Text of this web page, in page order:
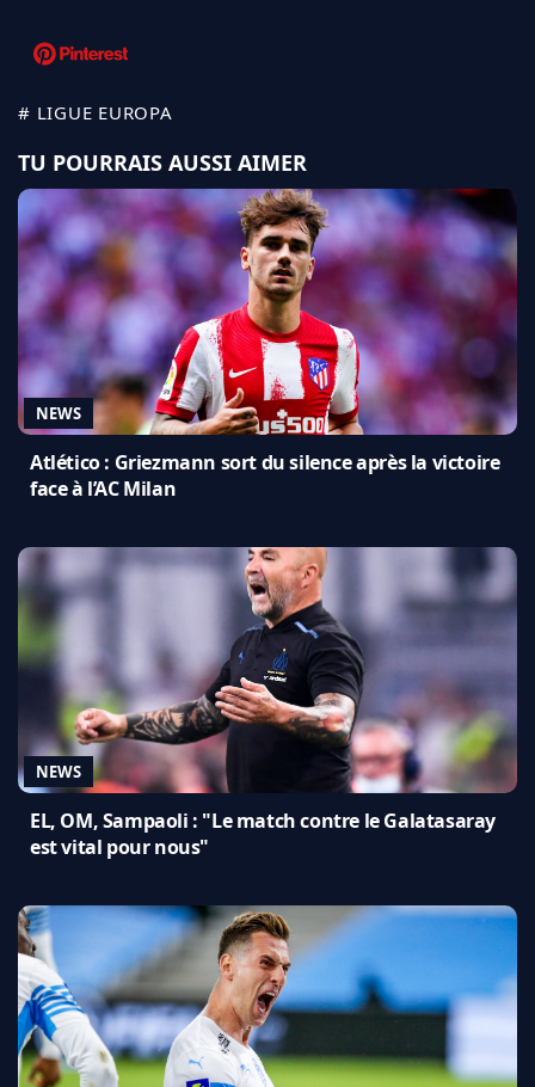
# LIGUE EUROPA
TU POURRAIS AUSSI AIMER
NEWS
Atlético : Griezmann sort du silence après la victoire
face à l’AC Milan
NEWS
EL, OM, Sampaoli : "Le match contre le Galatasaray
est vital pour nous"